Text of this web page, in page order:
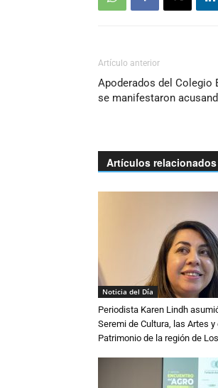
Artículo anterior
Apoderados del Colegio
se manifestaron
Artículos relacionados
Noticia del Día
Periodista Karen Lindh
Seremi de Cultura, las Artes y
Patrimonio de la región de